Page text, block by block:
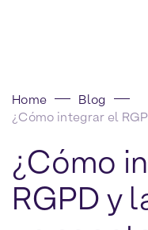
Home
Blog
¿Cómo
RGPD y